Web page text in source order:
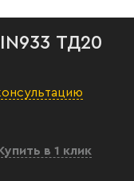
ТД20
в 1 клик